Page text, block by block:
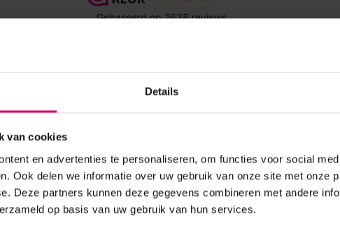
Details
van cookies
en advertenties te personaliseren, om functies voor social
Ook delen we informatie over uw gebruik van onze site met onze
Deze partners kunnen deze gegevens combineren met andere
op basis van uw gebruik van hun services.